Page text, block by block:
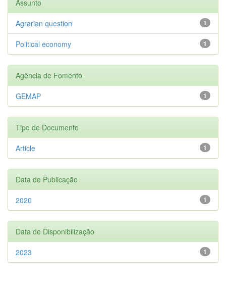
Assunto
1
Agrarian question
1
Political economy
Agência de Fomento
1
GEMAP
Tipo de Documento
1
Article
Data de Publicação
1
2020
Data de Disponibilização
1
2023